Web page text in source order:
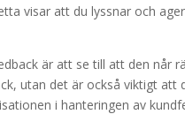
visar att du lyssnar och
är att se till att den når
utan det är också viktigt att
i hanteringen av